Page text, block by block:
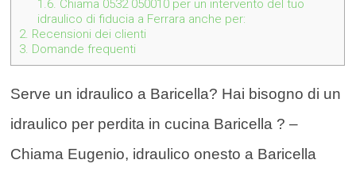
1.6. Chiama 0532 050010 per un intervento del tuo
idraulico di fiducia a Ferrara anche per:
2. Recensioni dei clienti
3. Domande frequenti
Serve un idraulico a Baricella? Hai bisogno di un
idraulico per perdita in cucina Baricella ? –
Chiama Eugenio, idraulico onesto a Baricella